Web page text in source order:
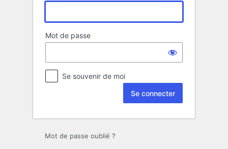
Mot de passe
Se souvenir de moi
Mot de passe oublié ?